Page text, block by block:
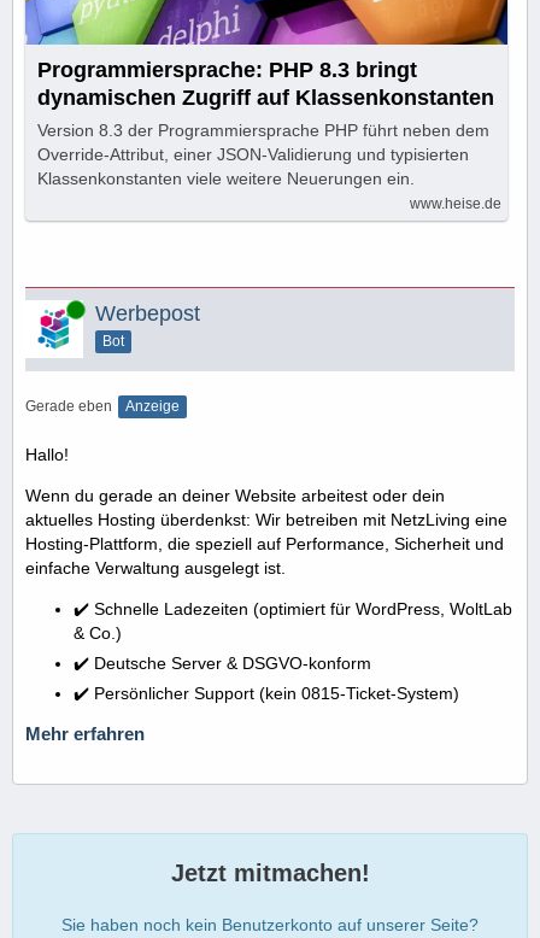
Programmiersprache: PHP 8.3 bringt
dynamischen Zugriff auf Klassenkonstanten
Version 8.3 der Programmiersprache PHP führt neben dem
Override-Attribut, einer JSON-Validierung und typisierten
Klassenkonstanten viele weitere Neuerungen ein.
www.heise.de
Online Werbepost
Bot
Gerade eben Anzeige
Hallo!
Wenn du gerade an deiner Website arbeitest oder dein
aktuelles Hosting überdenkst: Wir betreiben mit NetzLiving eine
Hosting-Plattform, die speziell auf Performance, Sicherheit und
einfache Verwaltung ausgelegt ist.
✔️ Schnelle Ladezeiten (optimiert für WordPress, WoltLab
& Co.)
✔️ Deutsche Server & DSGVO-konform
✔️ Persönlicher Support (kein 0815-Ticket-System)
Mehr erfahren
Jetzt mitmachen!
Sie haben noch kein Benutzerkonto auf unserer Seite?